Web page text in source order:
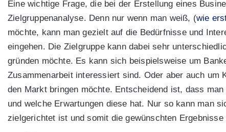
Eine wichtige Frage, die bei der Erstellung eines
Zielgruppenanalyse. Denn nur wenn man weiß, (wie
möchte, kann man gezielt auf die Bedürfnisse und
eingehen. Die Zielgruppe kann dabei sehr
gründen möchte. Es kann sich beispielsweise um
Zusammenarbeit interessiert sind. Oder aber auch um
den Markt bringen möchte. Entscheidend ist, dass
und welche Erwartungen diese hat. Nur so kann man
zielgerichtet ist und somit die gewünschten Ergebnisse